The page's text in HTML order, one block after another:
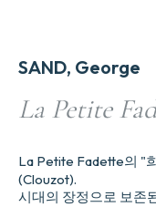
SAND, George
La Petite
La Petite Fadette의 "
(Clouzot).
시대의 장정으로 보존